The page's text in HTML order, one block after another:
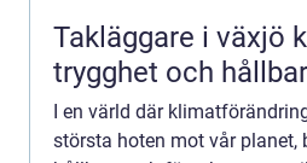
Takläggare i växjö kunskap,
trygghet och
I en värld där
största hoten mot vår planet,